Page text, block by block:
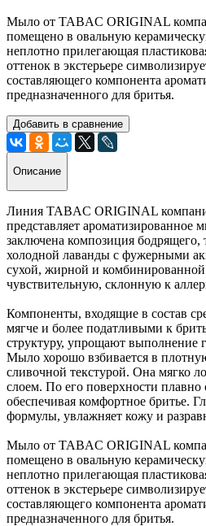
Мыло от TABAC ORIGINAL
помещено в овальную
неплотно прилегающая
оттенок в экстерьере
составляющего компонента
предназначенного для бритья.
Добавить в сравнение
Описание
Линия TABAC ORIGINAL
представляет ароматизированное
заключена композиция
холодной лаванды с фужерными
сухой, жирной и
чувствительную, склонную к
Компоненты, входящие в состав
мягче и более податливыми к
структуру, упрощают выполнение
Мыло хорошо взбивается в
сливочной текстурой. Она мягко
слоем. По его поверхности плавно
обеспечивая комфортное бритье.
формулы, увлажняет кожу и
Мыло от TABAC ORIGINAL
помещено в овальную
неплотно прилегающая
оттенок в экстерьере
составляющего компонента
предназначенного для бритья.